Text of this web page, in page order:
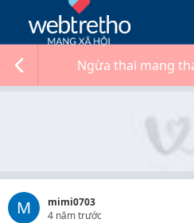
Ngừa thai mang
M
mimi0703
4 năm trước